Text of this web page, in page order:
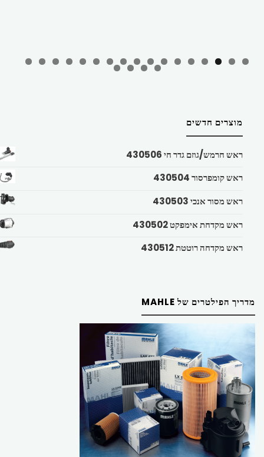
מוצרים חדשים
ראש חרמש/גוזם גדר חי 430506
ראש קומפרסור 430504
ראש מסור אנכי 430503
ראש מקדחת אימפקט 430502
ראש מקדחה רוטטת 430512
מדריך הפילטרים של MAHLE